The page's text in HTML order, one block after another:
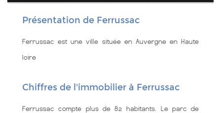
Présentation de Ferrussac
Ferrussac est une ville située en Auvergne en Haute
loire
Chiffres de l'immobilier à Ferrussac
Ferrussac compte plus de 82 habitants. Le parc de